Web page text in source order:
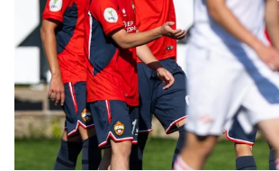
ЮФЛ: Московское дерби на «Октябре»
3 АВГУСТА 2026 14:15